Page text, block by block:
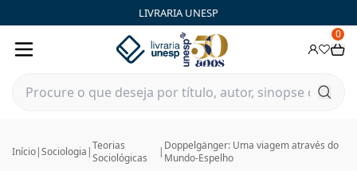
LIVRARIA UNESP
0
Início|Sociologia |Teorias
Sociológicas
| Doppelgänger: Uma viagem através do
Mundo-Espelho